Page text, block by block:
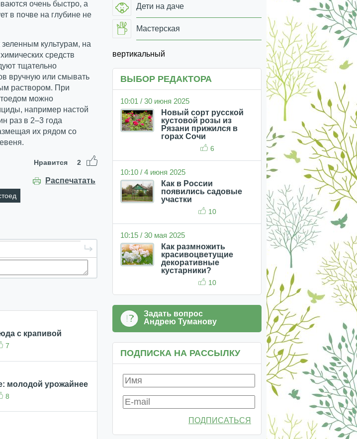
очень быстро, а
в почве на глубине не
культурам, на
средств
тщательно
вручную или смывать
раствором. При
можно
например настой
раз в 2–3 года
их рядом со
Нравится 2
Распечатать
с крапивой
7
молодой урожайнее
8
Дети на даче
Мастерская
вертикальный
ВЫБОР РЕДАКТОРА
10:01 / 30 июня 2025
Новый сорт русской
кустовой розы из
Рязани прижился в
горах Сочи
6
10:10 / 4 июня 2025
Как в России
появились садовые
участки
10
10:15 / 30 мая 2025
Как размножить
красивоцветущие
декоративные
кустарники?
10
Задать вопрос
Андрею Туманову
ПОДПИСКА НА РАССЫЛКУ
ПОДПИСАТЬСЯ